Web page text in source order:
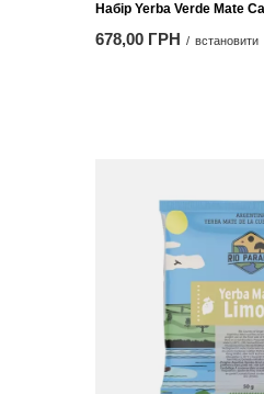
Набір Yerba Verde Mate
678,00 ГРН / встановити